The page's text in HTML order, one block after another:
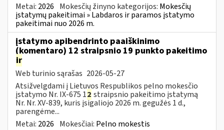
Metai: 2026 Mokesčių žinyno kategorijos: Mokesčių
įstatymų pakeitimai » Labdaros ir paramos įstatymo
pakeitimai nuo 2026 m.
įstatymo apibendrinto paaiškinimo
(komentaro) 12 straipsnio 19 punkto pakeitimo
ir
Web turinio sąrašas 2026-05-27
Atsižvelgdami į Lietuvos Respublikos pelno mokesčio
įstatymo Nr. IX-675 12 straipsnio pakeitimo įstatymą
Nr. Nr. XV-839, kuris įsigaliojo 2026 m. gegužės 1 d.,
parengėme...
Metai: 2026 Mokesčiai: Pelno mokestis